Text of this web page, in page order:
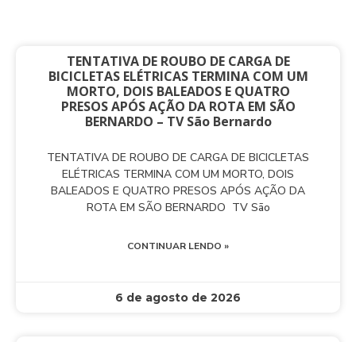
TENTATIVA DE ROUBO DE CARGA DE
BICICLETAS ELÉTRICAS TERMINA COM UM
MORTO, DOIS BALEADOS E QUATRO
PRESOS APÓS AÇÃO DA ROTA EM SÃO
BERNARDO – TV São Bernardo
TENTATIVA DE ROUBO DE CARGA DE BICICLETAS
ELÉTRICAS TERMINA COM UM MORTO, DOIS
BALEADOS E QUATRO PRESOS APÓS AÇÃO DA
ROTA EM SÃO BERNARDO TV São
CONTINUAR LENDO »
6 de agosto de 2026